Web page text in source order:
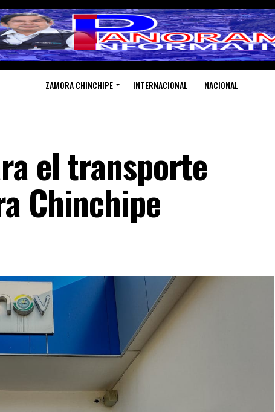
ZAMORA CHINCHIPE INTERNACIONAL NACIONAL
el transporte
Chinchipe